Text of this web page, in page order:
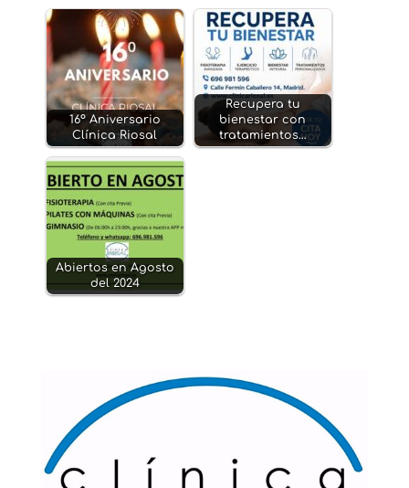
16º Aniversario
Clínica Riosal
Recupera tu
bienestar con
tratamientos…
Abiertos en Agosto
del 2024